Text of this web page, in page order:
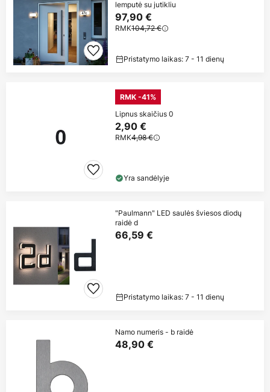
lemputė su jutikliu
97,90 €
RMK104,72 €
Pristatymo laikas: 7 - 11 dienų
RMK -41%
Lipnus skaičius 0
2,90 €
RMK4,98 €
Yra sandėlyje
"Paulmann" LED saulės šviesos diodų
raidė d
66,59 €
Pristatymo laikas: 7 - 11 dienų
Namo numeris - b raidė
48,90 €